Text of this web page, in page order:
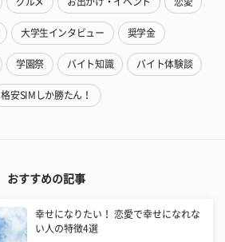
大学生インタビュー 奨学金
学園祭 バイト知識 バイト体験談
格安SIMしか勝たん！
おすすめの記事
幸せになりたい！ 恋愛で幸せになれな
い人の特徴4選